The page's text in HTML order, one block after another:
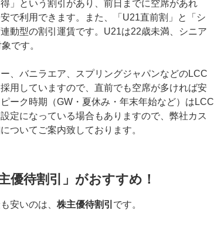
」という割引があり、前日までに空席があれ
で利用できます。また、「U21直前割」と「シ
動型の割引運賃です。U21は22歳未満、シニア
です。
、バニラエア、スプリングジャパンなどのLCC
用していますので、直前でも空席が多ければ安
ーク時期（GW・夏休み・年末年始など）はLCC
定になっている場合もありますので、弊社カス
ついてご案内致しております。
優待割引」がおすすめ！
安いのは、 株主優待割引 です。